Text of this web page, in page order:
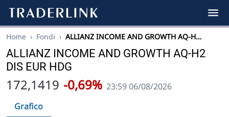
Home › Fondi › ALLIANZ INCOME AND GROWTH AQ-H…
ALLIANZ INCOME AND GROWTH AQ-H2
DIS EUR HDG
172,1419 -0,69% 23:59 06/08/2026
Grafico